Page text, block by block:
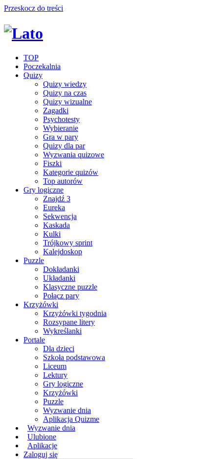
Przeskocz do treści
TOP
Poczekalnia
Quizy
Quizy wiedzy
Quizy na czas
Quizy wizualne
Zagadki
Psychotesty
Wybieranie
Gra w pary
Quizy dla par
Wyzwania quizowe
Fiszki
Kategorie quizów
Top autorów
Gry logiczne
Znajdź 3
Eureka
Sekwencja
Kaskada
Kulki
Trójkowy sprint
Kalejdoskop
Puzzle
Dokładanki
Układanki
Klasyczne puzzle
Połącz pary
Krzyżówki
Krzyżówki tygodnia
Rozsypane litery
Wykreślanki
Portale
Dla dzieci
Szkoła podstawowa
Liceum
Lektury
Gry logiczne
Krzyżówki
Puzzle
Wyzwanie dnia
Aplikacja Quizme
Wyzwanie dnia
Ulubione
Aplikacje
Zaloguj się